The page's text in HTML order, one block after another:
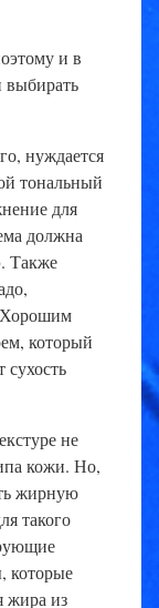
и в
выбирать
нуждается
тональный
для
должна
Также
Хорошим
который
сухость
не
кожи. Но,
жирную
такого
которые
жира из